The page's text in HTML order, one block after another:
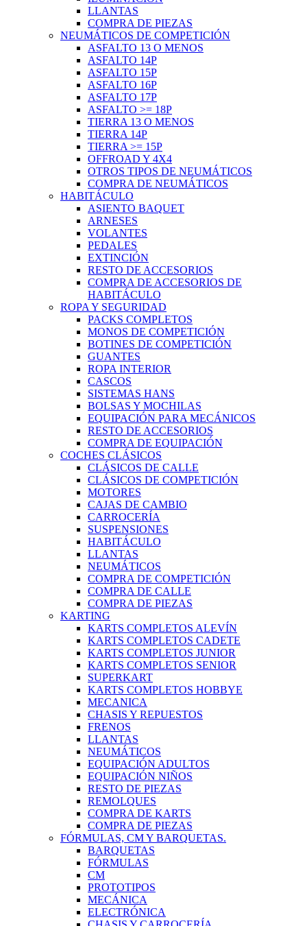
LLANTAS
COMPRA DE PIEZAS
NEUMÁTICOS DE COMPETICIÓN
ASFALTO 13 O MENOS
ASFALTO 14P
ASFALTO 15P
ASFALTO 16P
ASFALTO 17P
ASFALTO >= 18P
TIERRA 13 O MENOS
TIERRA 14P
TIERRA >= 15P
OFFROAD Y 4X4
OTROS TIPOS DE NEUMÁTICOS
COMPRA DE NEUMÁTICOS
HABITÁCULO
ASIENTO BAQUET
ARNESES
VOLANTES
PEDALES
EXTINCIÓN
RESTO DE ACCESORIOS
COMPRA DE ACCESORIOS DE
HABITÁCULO
ROPA Y SEGURIDAD
PACKS COMPLETOS
MONOS DE COMPETICIÓN
BOTINES DE COMPETICIÓN
GUANTES
ROPA INTERIOR
CASCOS
SISTEMAS HANS
BOLSAS Y MOCHILAS
EQUIPACIÓN PARA MECÁNICOS
RESTO DE ACCESORIOS
COMPRA DE EQUIPACIÓN
COCHES CLÁSICOS
CLÁSICOS DE CALLE
CLÁSICOS DE COMPETICIÓN
MOTORES
CAJAS DE CAMBIO
CARROCERÍA
SUSPENSIONES
HABITÁCULO
LLANTAS
NEUMÁTICOS
COMPRA DE COMPETICIÓN
COMPRA DE CALLE
COMPRA DE PIEZAS
KARTING
KARTS COMPLETOS ALEVÍN
KARTS COMPLETOS CADETE
KARTS COMPLETOS JUNIOR
KARTS COMPLETOS SENIOR
SUPERKART
KARTS COMPLETOS HOBBYE
MECANICA
CHASIS Y REPUESTOS
FRENOS
LLANTAS
NEUMÁTICOS
EQUIPACIÓN ADULTOS
EQUIPACIÓN NIÑOS
RESTO DE PIEZAS
REMOLQUES
COMPRA DE KARTS
COMPRA DE PIEZAS
FÓRMULAS, CM Y BARQUETAS.
BARQUETAS
FÓRMULAS
CM
PROTOTIPOS
MECÁNICA
ELECTRÓNICA